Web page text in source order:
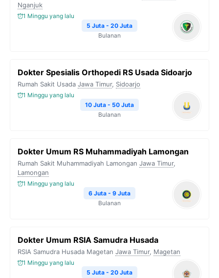
Nganjuk
1 Minggu yang lalu
5 Juta - 20 Juta
Bulanan
Dokter Spesialis Orthopedi RS Usada Sidoarjo
Rumah Sakit Usada Jawa Timur, Sidoarjo
1 Minggu yang lalu
10 Juta - 50 Juta
Bulanan
Dokter Umum RS Muhammadiyah Lamongan
Rumah Sakit Muhammadiyah Lamongan Jawa Timur,
Lamongan
1 Minggu yang lalu
6 Juta - 9 Juta
Bulanan
Dokter Umum RSIA Samudra Husada
RSIA Samudra Husada Magetan Jawa Timur, Magetan
1 Minggu yang lalu
5 Juta - 20 Juta